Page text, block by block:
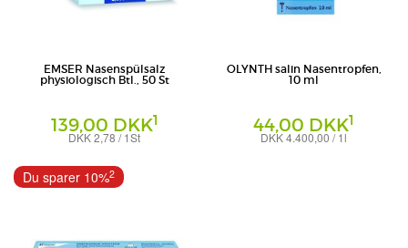
EMSER Nasenspülsalz
physiologisch Btl., 50 St
139,00 DKK1
DKK 2,78 / 1St
Uriach Germany GmbH
OLYNTH salin Nasentropfen,
10 ml
44,00 DKK1
DKK 4.400,00 / 1l
Du sparer 10%2